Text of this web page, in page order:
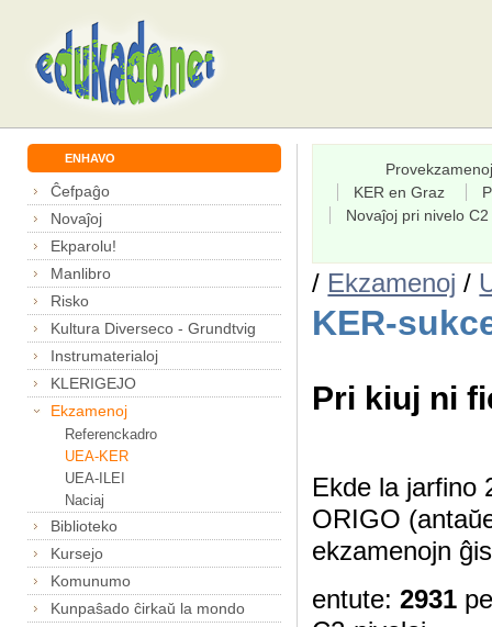
ENHAVO
Ĉefpaĝo
Novaĵoj
Ekparolu!
Manlibro
Risko
Kultura Diverseco - Grundtvig
Instrumaterialoj
KLERIGEJO
Ekzamenoj
Referenckadro
UEA-KER
UEA-ILEI
Naciaj
Biblioteko
Kursejo
Komunumo
Kunpaŝado ĉirkaŭ la mondo
Provekzamenoj
KER en Graz
Novaĵoj pri nivelo C2
/ Ekzamenoj /
KER-
Pri kiuj ni
Ekde la jarfino
ORIGO
ekzamenojn
entute:2931